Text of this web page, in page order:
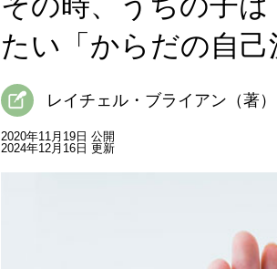
たい「からだの自
レイチェル・ブライアン（著
2020年11月19日 公開
2024年12月16日 更新